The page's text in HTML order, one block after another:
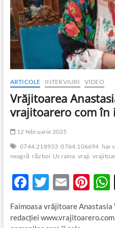
războiului
din
Ucraina
ARTICOLE INTERVIURI VIDEO
Vrăjitoarea
vrajitoarero com în
12 februarie 2025
0744.218933 0764.106694 har
neagră război Ucraina vraji
F
e
T
w
itt
E
m
ail
Pi
nt
er
Faimoasa vrăjitoare
redacției